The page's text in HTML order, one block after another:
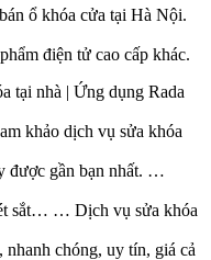
ổ khóa cửa tại Hà Nội.
điện tử cao cấp khác.
tại nhà | Ứng dụng Rada
khảo dịch vụ sửa khóa
được gần bạn nhất. …
sắt… … Dịch vụ sửa khóa
nhanh chóng, uy tín, giá cả